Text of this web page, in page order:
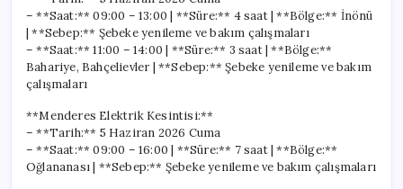
– **Saat:** 09:00 – 13:00 | **Süre:** 4 saat | **Bölge:** İnönü
| **Sebep:** Şebeke yenileme ve bakım çalışmaları
– **Saat:** 11:00 – 14:00 | **Süre:** 3 saat | **Bölge:**
Bahariye, Bahçelievler | **Sebep:** Şebeke yenileme ve bakım
çalışmaları
**Menderes Elektrik Kesintisi:**
– **Tarih:** 5 Haziran 2026 Cuma
– **Saat:** 09:00 – 16:00 | **Süre:** 7 saat | **Bölge:**
Oğlananası | **Sebep:** Şebeke yenileme ve bakım çalışmaları